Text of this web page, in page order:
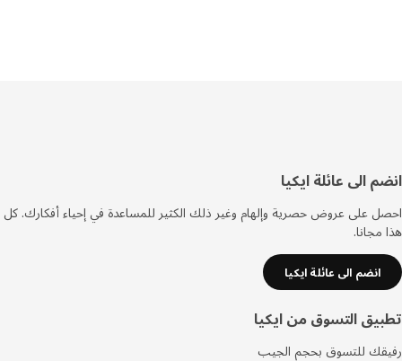
الى عائلة ايكيا
على عروض حصرية وإلهام وغير ذلك الكثير للمساعدة في إحياء أفكارك. كل
انضم الى عائلة ايكيا
التسوق من ايكيا
للتسوق بحجم الجيب